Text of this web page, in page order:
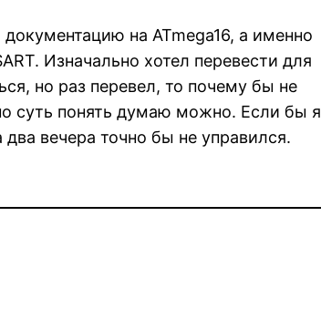
на ATmega16, а именно
Изначально хотел перевести для
но раз перевел, то почему бы не
суть понять думаю можно. Если бы я
вечера точно бы не управился.